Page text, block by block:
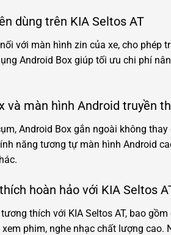
dùng trên KIA Seltos AT
với màn hình zin của xe, cho phép
Android Box giúp tối ưu chi phí
và màn hình Android truyền
Android Box gắn ngoài không
năng tương tự màn hình Android
hoàn hảo với KIA Seltos
thích với KIA Seltos AT, bao
phim, nghe nhạc chất lượng